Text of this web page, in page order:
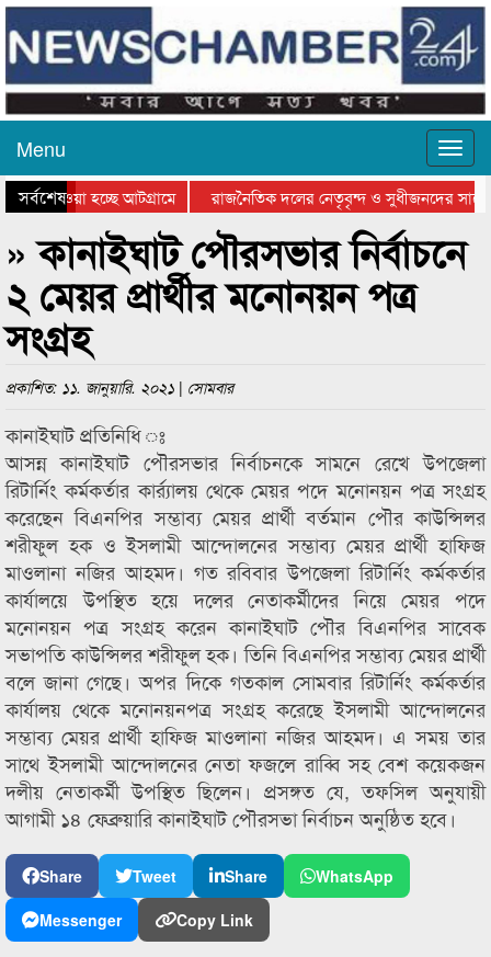
Menu
সর্বশেষ
যাওয়া হচ্ছে আটগ্রামে
রাজনৈতিক দলের নেতৃবৃন্দ ও সুধীজনদের সাথে
পুরস্কার বিতরণ সম্পন্ন
সিলেটে বাংলাদেশ গ্রুপ থিয়েটার
» কানাইঘাট পৌরসভার নির্বাচনে
২ মেয়র প্রার্থীর মনোনয়ন পত্র
সংগ্রহ
প্রকাশিত: ১১. জানুয়ারি. ২০২১ | সোমবার
কানাইঘাট প্রতিনিধি ঃ
আসন্ন কানাইঘাট পৌরসভার নির্বাচনকে সামনে রেখে উপজেলা
রিটার্নিং কর্মকর্তার কার্র্যালয় থেকে মেয়র পদে মনোনয়ন পত্র সংগ্রহ
করেছেন বিএনপির সম্ভাব্য মেয়র প্রার্থী বর্তমান পৌর কাউন্সিলর
শরীফুল হক ও ইসলামী আন্দোলনের সম্ভাব্য মেয়র প্রার্থী হাফিজ
মাওলানা নজির আহমদ। গত রবিবার উপজেলা রিটার্নিং কর্মকর্তার
কার্যালয়ে উপস্থিত হয়ে দলের নেতাকর্মীদের নিয়ে মেয়র পদে
মনোনয়ন পত্র সংগ্রহ করেন কানাইঘাট পৌর বিএনপির সাবেক
সভাপতি কাউন্সিলর শরীফুল হক। তিনি বিএনপির সম্ভাব্য মেয়র প্রার্থী
বলে জানা গেছে। অপর দিকে গতকাল সোমবার রিটার্নিং কর্মকর্তার
কার্যালয় থেকে মনোনয়নপত্র সংগ্রহ করেছে ইসলামী আন্দোলনের
সম্ভাব্য মেয়র প্রার্থী হাফিজ মাওলানা নজির আহমদ। এ সময় তার
সাথে ইসলামী আন্দোলনের নেতা ফজলে রাব্বি সহ বেশ কয়েকজন
দলীয় নেতাকর্মী উপস্থিত ছিলেন। প্রসঙ্গত যে, তফসিল অনুযায়ী
আগামী ১৪ ফেব্রুয়ারি কানাইঘাট পৌরসভা নির্বাচন অনুষ্ঠিত হবে।
Share Tweet Share
WhatsApp
Messenger
Copy Link